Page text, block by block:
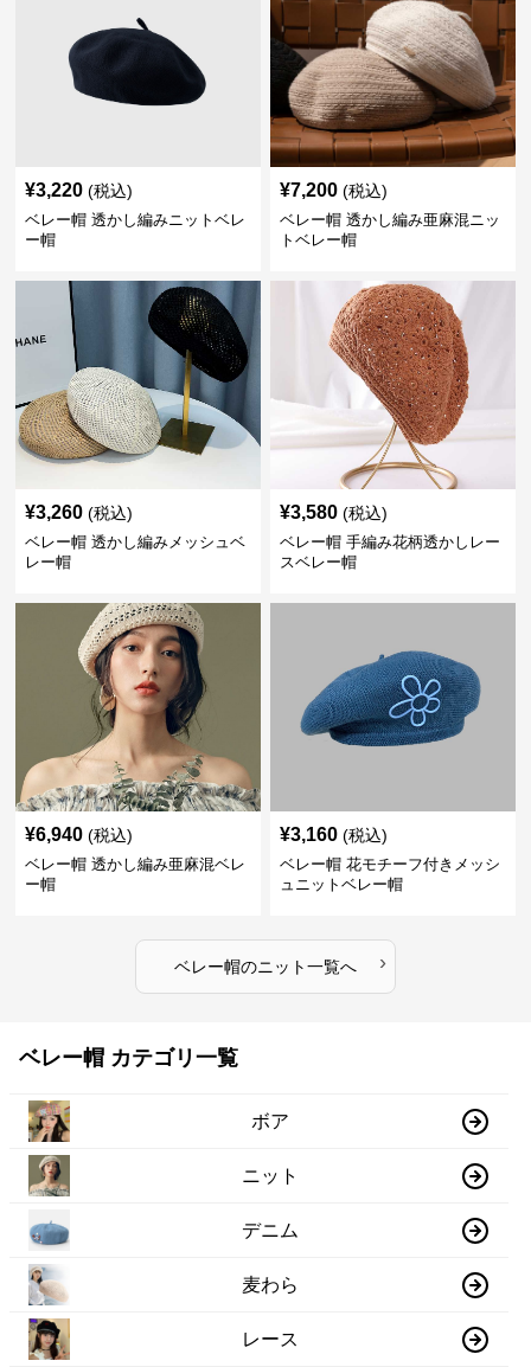
¥3,220 (税込)
ベレー帽 透かし編みニットベレ
ー帽
¥7,200 (税込)
ベレー帽 透かし編み亜麻混ニッ
トベレー帽
¥3,260 (税込)
ベレー帽 透かし編みメッシュベ
レー帽
¥3,580 (税込)
ベレー帽 手編み花柄透かしレー
スベレー帽
¥6,940 (税込)
ベレー帽 透かし編み亜麻混ベレ
ー帽
¥3,160 (税込)
ベレー帽 花モチーフ付きメッシ
ュニットベレー帽
ベレー帽のニット一覧へ ›
ベレー帽 カテゴリ一覧
ボア
ニット
デニム
麦わら
レース